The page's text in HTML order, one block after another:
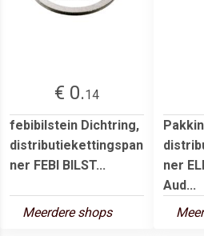
€ 0.14
febibilstein Dichtring,
distributiekettingspan
ner FEBI BILST...
Meerdere shops
ner
Aud...